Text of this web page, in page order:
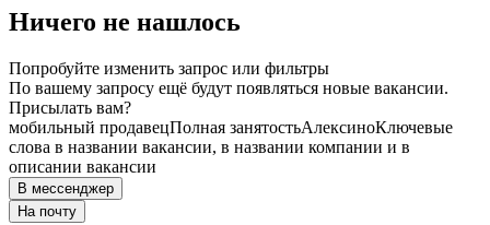
Ничего не нашлось
Попробуйте изменить запрос или фильтры
По вашему запросу ещё будут появляться новые вакансии.
Присылать вам?
мобильный продавецПолная занятостьАлексиноКлючевые
слова в названии вакансии, в названии компании и в
описании вакансии
В мессенджер
На почту